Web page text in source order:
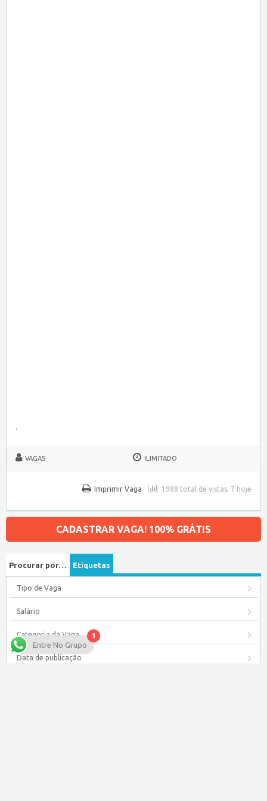
.
VAGAS ILIMITADO
1988 total de vistas, 7 hoje
Imprimir Vaga
CADASTRAR VAGA! 100% GRÁTIS
Procurar por… Etiquetas
Tipo de Vaga
Salário
Categoria da Vaga
Data de publicação
1
Entre No Grupo